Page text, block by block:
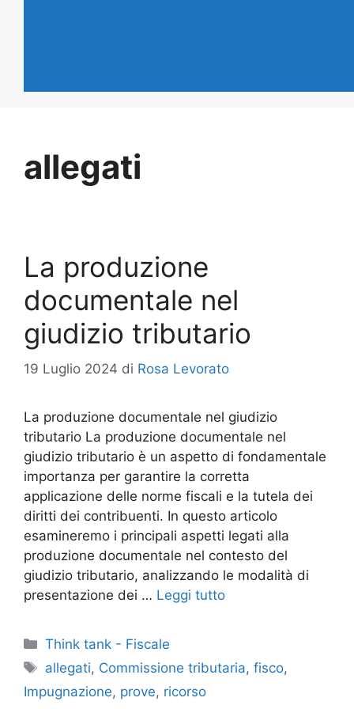
allegati
La produzione
documentale nel
giudizio tributario
19 Luglio 2024 di Rosa Levorato
La produzione documentale nel giudizio
tributario La produzione documentale nel
giudizio tributario è un aspetto di fondamentale
importanza per garantire la corretta
applicazione delle norme fiscali e la tutela dei
diritti dei contribuenti. In questo articolo
esamineremo i principali aspetti legati alla
produzione documentale nel contesto del
giudizio tributario, analizzando le modalità di
presentazione dei … Leggi tutto
Categorie
Think tank - Fiscale
Tag
allegati, Commissione tributaria,fisco,
Impugnazione, prove, ricorso